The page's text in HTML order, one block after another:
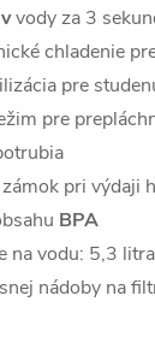
vody za 3
chladenie
pre
pre
pri výdaji
BPA
na vodu: 5,3 litra
nádoby na